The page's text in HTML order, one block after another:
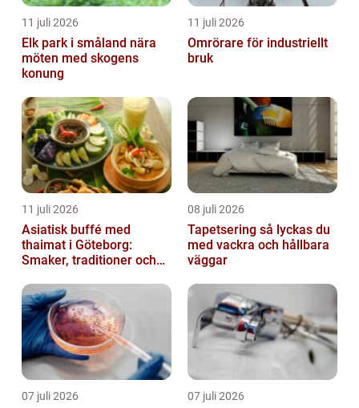
11 juli 2026
Elk park i småland nära
möten med skogens
konung
11 juli 2026
Omrörare för industriellt
bruk
11 juli 2026
Asiatisk buffé med
thaimat i Göteborg:
Smaker, traditioner och
08 juli 2026
Tapetsering så lyckas du
med vackra och hållbara
väggar
07 juli 2026 07 juli 2026